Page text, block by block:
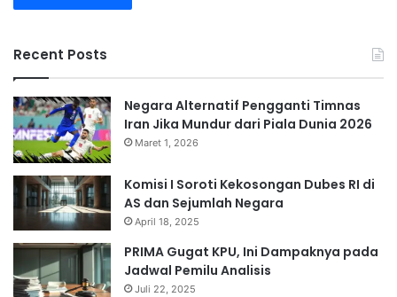
Recent Posts
Negara Alternatif Pengganti Timnas
Iran Jika Mundur dari Piala Dunia 2026
Maret 1, 2026
Komisi I Soroti Kekosongan Dubes RI di
AS dan Sejumlah Negara
April 18, 2025
PRIMA Gugat KPU, Ini Dampaknya pada
Jadwal Pemilu Analisis
Juli 22, 2025